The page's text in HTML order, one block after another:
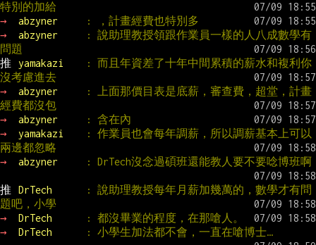
特別的加給
→
abzyner
: ，計畫經費也特別多
→
abzyner
: 說助理教授領跟作業員一樣的人八成數學有
問題
推
yamakazi
: 而且年資差了十年中間累積的薪水和複利你
沒考慮進去
→
abzyner
: 上面那價目表是底薪，審查費，超堂，計畫
經費都沒包
→
abzyner
: 含在內
→
yamakazi
: 作業員也會每年調薪，所以調薪基本上可以
兩邊都忽略
→
abzyner : DrTech沒念過碩班還能教人要不要唸博班啊
推 DrTech
: 說助理教授每年月薪加幾萬的，數學才有問
題吧，小學
→
DrTech
: 都沒畢業的程度，在那嗆人。
→
DrTech : 小學生加法都不會，一直在嗆博士…